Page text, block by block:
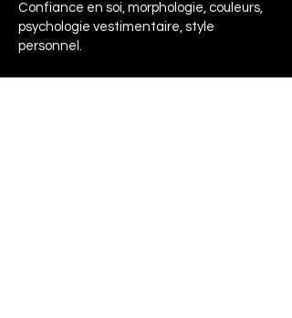
Confiance en soi, morphologie, couleurs,
psychologie vestimentaire, style
personnel.